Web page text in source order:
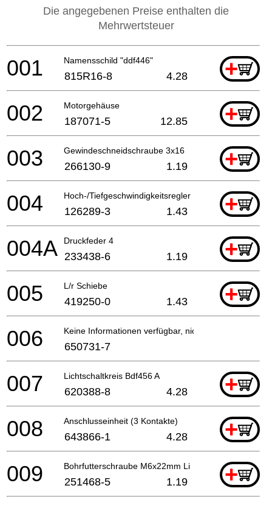
Die angegebenen Preise enthalten die
Mehrwertsteuer
Namensschild "ddf446" +
001 815R16-8 4.28
Motorgehäuse +
002 187071-5 12.85
Gewindeschneidschraube 3x16 +
003 266130-9 1.19
Hoch-/Tiefgeschwindigkeitsregler +
004 126289-3 1.43
Druckfeder 4 +
004A 233438-6 1.19
L/r Schiebe +
005 419250-0 1.43
Keine Informationen verfügbar, nicht bestellbar
006 650731-7
Lichtschaltkreis Bdf456 A +
007 620388-8 4.28
Anschlusseinheit (3 Kontakte) +
008 643866-1 4.28
Bohrfutterschraube M6x22mm Li +
009 251468-5 1.19